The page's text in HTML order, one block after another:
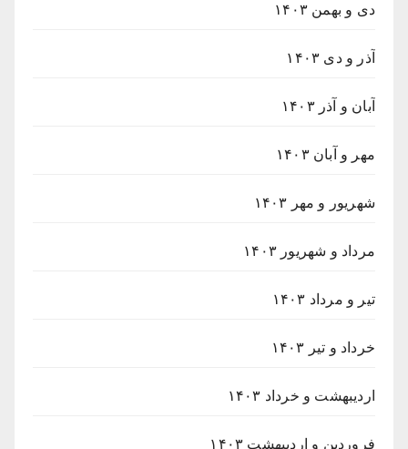
دی و بهمن ۱۴۰۳
آذر و دی ۱۴۰۳
آبان و آذر ۱۴۰۳
مهر و آبان ۱۴۰۳
شهریور و مهر ۱۴۰۳
مرداد و شهریور ۱۴۰۳
تیر و مرداد ۱۴۰۳
خرداد و تیر ۱۴۰۳
اردیبهشت و خرداد ۱۴۰۳
فروردین و اردیبهشت ۱۴۰۳